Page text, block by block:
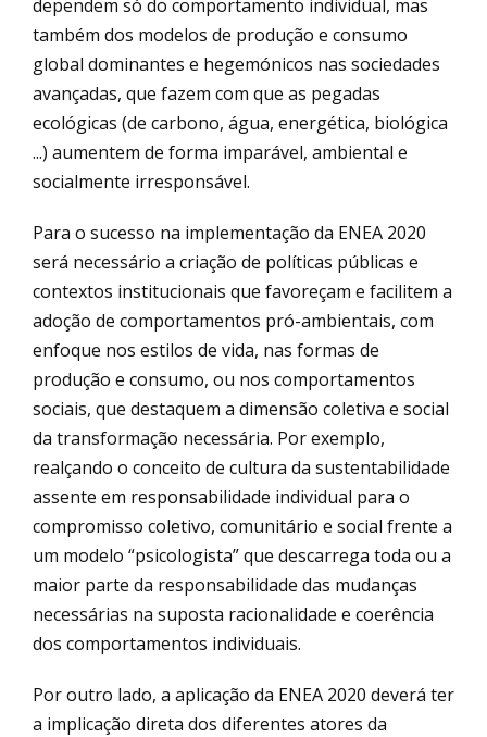
dependem só do comportamento individual, mas
também dos modelos de produção e consumo
global dominantes e hegemónicos nas sociedades
avançadas, que fazem com que as pegadas
ecológicas (de carbono, água, energética, biológica
...) aumentem de forma imparável, ambiental e
socialmente irresponsável.
Para o sucesso na implementação da ENEA 2020
será necessário a criação de políticas públicas e
contextos institucionais que favoreçam e facilitem a
adoção de comportamentos pró-ambientais, com
enfoque nos estilos de vida, nas formas de
produção e consumo, ou nos comportamentos
sociais, que destaquem a dimensão coletiva e social
da transformação necessária. Por exemplo,
realçando o conceito de cultura da sustentabilidade
assente em responsabilidade individual para o
compromisso coletivo, comunitário e social frente a
um modelo “psicologista” que descarrega toda ou a
maior parte da responsabilidade das mudanças
necessárias na suposta racionalidade e coerência
dos comportamentos individuais.
Por outro lado, a aplicação da ENEA 2020 deverá ter
a implicação direta dos diferentes atores da